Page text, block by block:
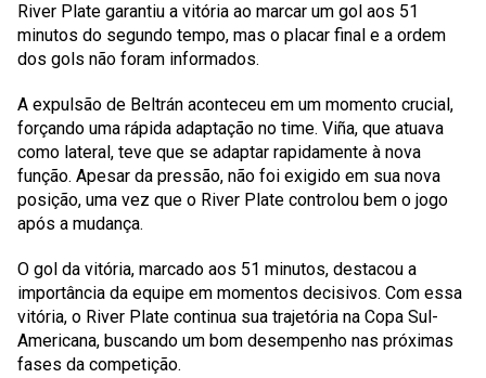
River Plate garantiu a vitória ao marcar um gol aos 51
minutos do segundo tempo, mas o placar final e a ordem
dos gols não foram informados.
A expulsão de Beltrán aconteceu em um momento crucial,
forçando uma rápida adaptação no time. Viña, que atuava
como lateral, teve que se adaptar rapidamente à nova
função. Apesar da pressão, não foi exigido em sua nova
posição, uma vez que o River Plate controlou bem o jogo
após a mudança.
O gol da vitória, marcado aos 51 minutos, destacou a
importância da equipe em momentos decisivos. Com essa
vitória, o River Plate continua sua trajetória na Copa Sul-
Americana, buscando um bom desempenho nas próximas
fases da competição.